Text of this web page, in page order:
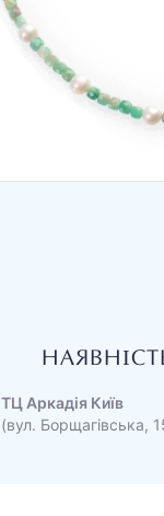
ТЦ Аркадія Київ
(вул. Борщагівська,